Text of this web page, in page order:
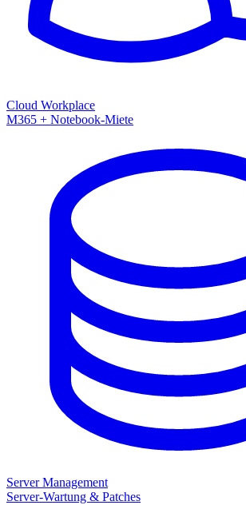
Cloud Workplace
M365 + Notebook-Miete
Server Management
Server-Wartung & Patches